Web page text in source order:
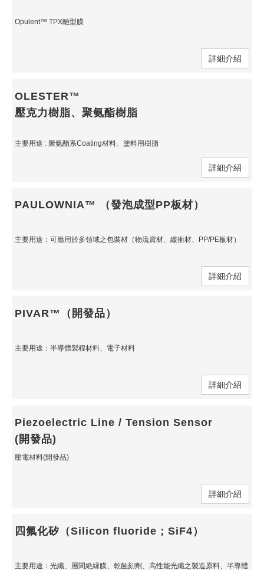
Opulent™ TPX離型膜
詳細介紹
OLESTER™
壓克力樹脂、聚氨酯樹脂
主要用途 : 聚氨酯系Coating材料、塗料用樹脂
詳細介紹
PAULOWNIA™ （發泡成型PP板材）
主要用途：可應用於多領域之包裝材（物流資材、緩衝材、PP/PE板材）
詳細介紹
PIVAR™（開發品）
主要用途：半導體製程材料、電子材料
詳細介紹
Piezoelectric Line / Tension Sensor
(開發品)
壓電材料(開發品)
詳細介紹
四氟化矽（Silicon fluoride；SiF4）
主要用途：光纖、層間絶縁膜、乾蝕刻劑、高性能光纖之製造原料、半導體